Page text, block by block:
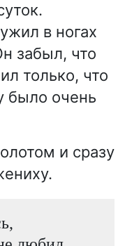
в ногах
забыл, что
только, что
было очень
и сразу